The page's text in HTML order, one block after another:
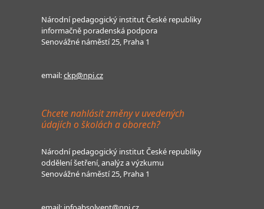
Národní pedagogický institut České republiky
informačně poradenská podpora
Senovážné náměstí 25, Praha 1
email:ckp@npi.cz
Chcete nahlásit změny v uvedených
údajích o školách a oborech?
Národní pedagogický institut České republiky
oddělení šetření, analýz a výzkumu
Senovážné náměstí 25, Praha 1